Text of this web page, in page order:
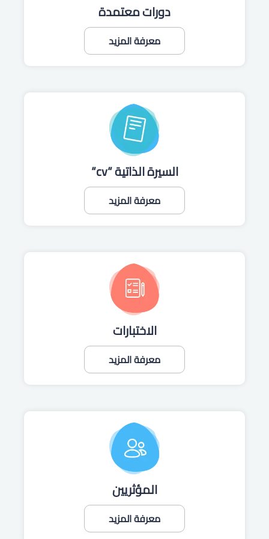
دورات معتمدة
معرفة المزيد
السيرة الذاتية “cv“
معرفة المزيد
الاختبارات
معرفة المزيد
المؤثريين
معرفة المزيد